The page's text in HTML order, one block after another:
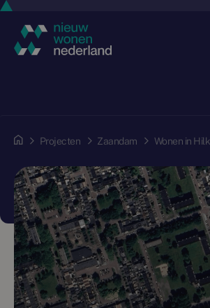
Projecten Zaandam Wonen in